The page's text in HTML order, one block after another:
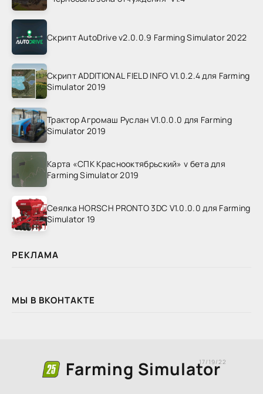
Скрипт AutoDrive v2.0.0.9 Farming Simulator 2022
Скрипт ADDITIONAL FIELD INFO V1.0.2.4 для Farming
Simulator 2019
Трактор Агромаш Руслан V1.0.0.0 для Farming
Simulator 2019
Карта «СПК Краснооктябрьский» v бета для
Farming Simulator 2019
Сеялка HORSCH PRONTO 3DC V1.0.0.0 для Farming
Simulator 19
РЕКЛАМА
МЫ В ВКОНТАКТЕ
Farming Simulator
17/19/22